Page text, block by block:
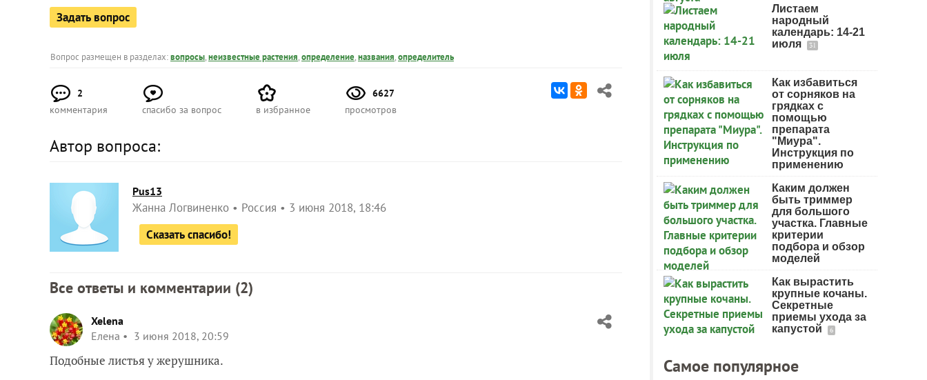
Задать вопрос
Вопрос размещен в разделах:вопросы,неизвестные растения,определение,названия,определитель
2
комментария
спасибо за вопрос в избранное
6627
просмотров
Автор вопроса:
Pus13
Жанна Логвиненко Россия
3 июня 2018, 18:46
Сказать спасибо!
Все ответы и комментарии (2)
Xelena
Елена
3 июня 2018, 20:59
Подобные листья у жерушника.
Листаем
народный
календарь: 14-21
июля
31
Как избавиться
от сорняков на
грядках с
помощью
препарата
"Миура".
Инструкция по
применению
Каким должен
быть триммер
для большого
участка. Главные
критерии
подбора и обзор
моделей
Как вырастить
крупные кочаны.
Секретные
приемы ухода за
капустой
6
Самое популярное